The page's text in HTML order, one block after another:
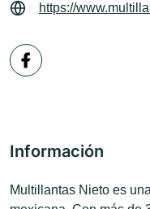
https://
Información
Multillantas Nieto es